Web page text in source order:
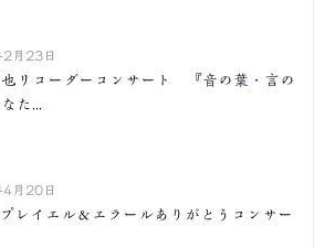
月23日
也リコーダーコンサート 『音の葉・言の
た...
月20日
レイエル＆エラールありがとうコンサー